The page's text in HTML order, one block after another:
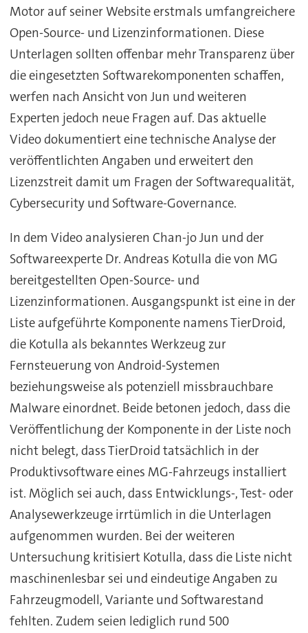
Motor auf seiner Website erstmals umfangreichere
Open-Source- und Lizenzinformationen. Diese
Unterlagen sollten offenbar mehr Transparenz über
die eingesetzten Softwarekomponenten schaffen,
werfen nach Ansicht von Jun und weiteren
Experten jedoch neue Fragen auf. Das aktuelle
Video dokumentiert eine technische Analyse der
veröffentlichten Angaben und erweitert den
Lizenzstreit damit um Fragen der Softwarequalität,
Cybersecurity und Software-Governance.
In dem Video analysieren Chan-jo Jun und der
Softwareexperte Dr. Andreas Kotulla die von MG
bereitgestellten Open-Source- und
Lizenzinformationen. Ausgangspunkt ist eine in der
Liste aufgeführte Komponente namens TierDroid,
die Kotulla als bekanntes Werkzeug zur
Fernsteuerung von Android-Systemen
beziehungsweise als potenziell missbrauchbare
Malware einordnet. Beide betonen jedoch, dass die
Veröffentlichung der Komponente in der Liste noch
nicht belegt, dass TierDroid tatsächlich in der
Produktivsoftware eines MG-Fahrzeugs installiert
ist. Möglich sei auch, dass Entwicklungs-, Test- oder
Analysewerkzeuge irrtümlich in die Unterlagen
aufgenommen wurden. Bei der weiteren
Untersuchung kritisiert Kotulla, dass die Liste nicht
maschinenlesbar sei und eindeutige Angaben zu
Fahrzeugmodell, Variante und Softwarestand
fehlten. Zudem seien lediglich rund 500